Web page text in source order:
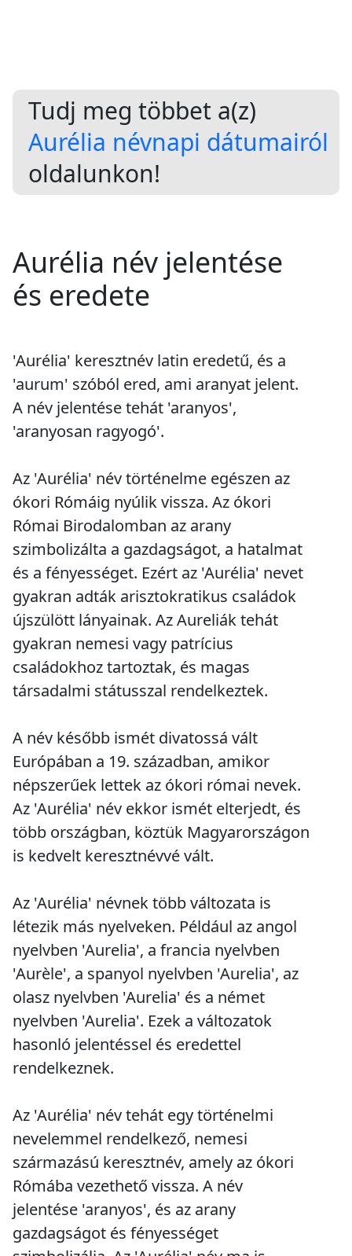
Tudj meg többet a(z)
Aurélia névnapi dátumairól
oldalunkon!
Aurélia név jelentése
és eredete
'Aurélia' keresztnév latin eredetű, és a
'aurum' szóból ered, ami aranyat jelent.
A név jelentése tehát 'aranyos',
'aranyosan ragyogó'.
Az 'Aurélia' név történelme egészen az
ókori Rómáig nyúlik vissza. Az ókori
Római Birodalomban az arany
szimbolizálta a gazdagságot, a hatalmat
és a fényességet. Ezért az 'Aurélia' nevet
gyakran adták arisztokratikus családok
újszülött lányainak. Az Aureliák tehát
gyakran nemesi vagy patrícius
családokhoz tartoztak, és magas
társadalmi státusszal rendelkeztek.
A név később ismét divatossá vált
Európában a 19. században, amikor
népszerűek lettek az ókori római nevek.
Az 'Aurélia' név ekkor ismét elterjedt, és
több országban, köztük Magyarországon
is kedvelt keresztnévvé vált.
Az 'Aurélia' névnek több változata is
létezik más nyelveken. Például az angol
nyelvben 'Aurelia', a francia nyelvben
'Aurèle', a spanyol nyelvben 'Aurelia', az
olasz nyelvben 'Aurelia' és a német
nyelvben 'Aurelia'. Ezek a változatok
hasonló jelentéssel és eredettel
rendelkeznek.
Az 'Aurélia' név tehát egy történelmi
nevelemmel rendelkező, nemesi
származású keresztnév, amely az ókori
Rómába vezethető vissza. A név
jelentése 'aranyos', és az arany
gazdagságot és fényességet